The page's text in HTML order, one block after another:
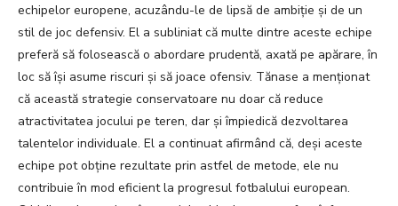
echipelor europene, acuzându-le de lipsă de ambiție și de un
stil de joc defensiv. El a subliniat că multe dintre aceste echipe
preferă să folosească o abordare prudentă, axată pe apărare, în
loc să își asume riscuri și să joace ofensiv. Tănase a menționat
că această strategie conservatoare nu doar că reduce
atractivitatea jocului pe teren, dar și împiedică dezvoltarea
talentelor individuale. El a continuat afirmând că, deși aceste
echipe pot obține rezultate prin astfel de metode, ele nu
contribuie în mod eficient la progresul fotbalului european.